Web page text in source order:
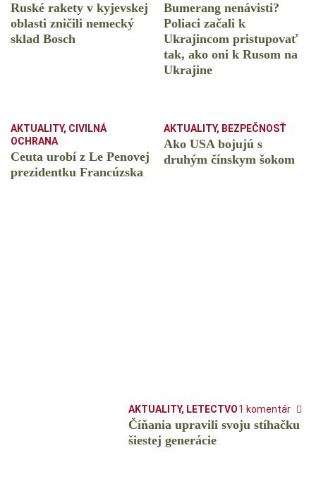
Ruské rakety v kyjevskej
oblasti zničili nemecký
sklad Bosch
Bumerang nenávisti?
Poliaci začali k
Ukrajincom pristupovať
tak, ako oni k Rusom na
Ukrajine
AKTUALITY, CIVILNÁ
OCHRANA
Ceuta urobí z Le Penovej
prezidentku Francúzska
AKTUALITY, BEZPEČNOSŤ
Ako USA bojujú s
druhým čínskym šokom
AKTUALITY, LETECTVO1 komentár
Číňania upravili svoju stíhačku
šiestej generácie